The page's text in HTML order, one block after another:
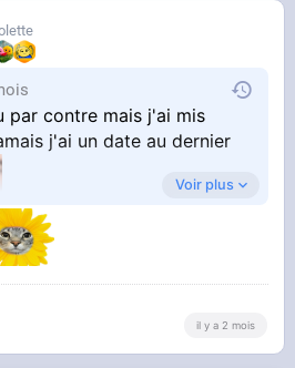
par contre mais j'ai mis
j'ai un date au dernier
Voir plus
il y a 2 mois